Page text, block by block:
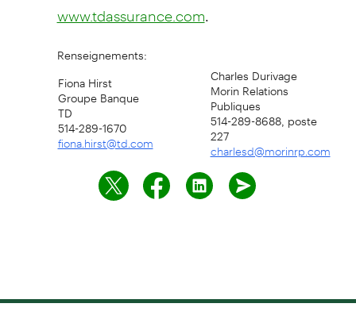
www.tdassurance.com
Renseignements:
Fiona Hirst
Groupe Banque
TD
514-289-1670
fiona.hirst@td.com
Charles Durivage
Morin Relations
Publiques
514-289-8688, poste
227
charlesd@morinrp.com